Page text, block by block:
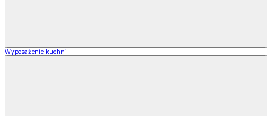
Wyposażenie kuchni